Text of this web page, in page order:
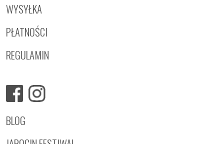
WYSYŁKA
PŁATNOŚCI
REGULAMIN
BLOG